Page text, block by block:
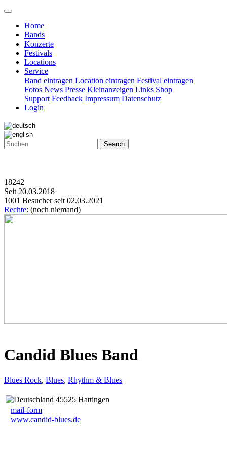
Home
Bands
Konzerte
Festivals
Locations
Service
Band eintragen Location eintragen Festival eintragen
Fotos News Presse Kleinanzeigen Links Shop
Support Feedback Impressum Datenschutz
Login
Search
18242
Seit 20.03.2018
1001 Besucher seit 02.03.2021
Rechte: (noch niemand)
Candid Blues Band
Blues Rock, Blues, Rhythm & Blues
45525 Hattingen
mail-form
www.candid-blues.de